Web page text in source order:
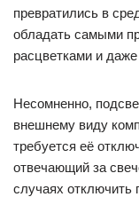
превратились в
обладать самыми
расцветками и
Несомненно,
внешнему виду
требуется её
отвечающий за
случаях отключить